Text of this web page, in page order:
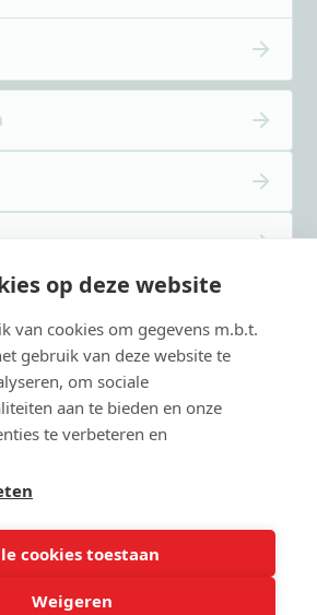
op deze website
van cookies om gegevens m.b.t.
gebruik van deze website te
om sociale
aan te bieden en onze
te verbeteren en
cookies toestaan
Weigeren